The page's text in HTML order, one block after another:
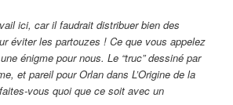
ici, car il faudrait distribuer bien des
éviter les partouzes ! Ce que vous appelez
énigme pour nous. Le “truc” dessiné par
et pareil pour Orlan dans L’Origine de la
vous quoi que ce soit avec un